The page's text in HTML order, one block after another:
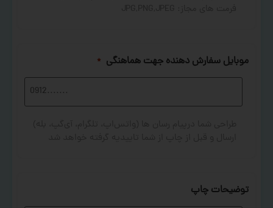
موبایل سفارش دهنده جهت هماهنگی *
توضیحات چاپ